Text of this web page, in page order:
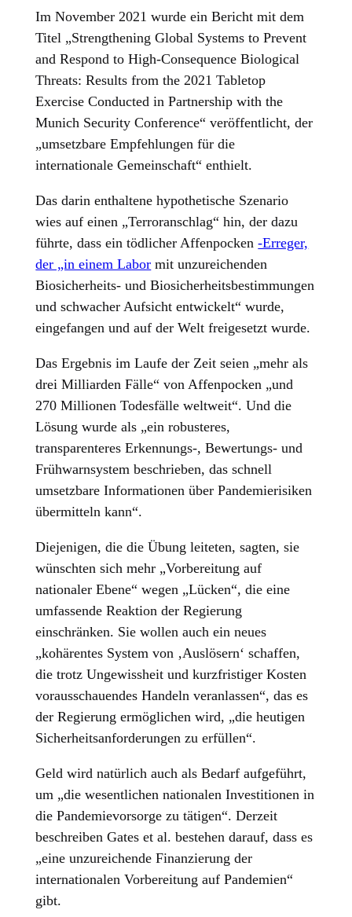
Im November 2021 wurde ein Bericht mit dem
Titel „Strengthening Global Systems to Prevent
and Respond to High-Consequence Biological
Threats: Results from the 2021 Tabletop
Exercise Conducted in Partnership with the
Munich Security Conference“ veröffentlicht, der
„umsetzbare Empfehlungen für die
internationale Gemeinschaft“ enthielt.
Das darin enthaltene hypothetische Szenario
wies auf einen „Terroranschlag“ hin, der dazu
führte, dass ein tödlicher Affenpocken-Erreger,
der „in einem Labor mit unzureichenden
Biosicherheits- und Biosicherheitsbestimmungen
und schwacher Aufsicht entwickelt“ wurde,
eingefangen und auf der Welt freigesetzt wurde.
Das Ergebnis im Laufe der Zeit seien „mehr als
drei Milliarden Fälle“ von Affenpocken „und
270 Millionen Todesfälle weltweit“. Und die
Lösung wurde als „ein robusteres,
transparenteres Erkennungs-, Bewertungs- und
Frühwarnsystem beschrieben, das schnell
umsetzbare Informationen über Pandemierisiken
übermitteln kann“.
Diejenigen, die die Übung leiteten, sagten, sie
wünschten sich mehr „Vorbereitung auf
nationaler Ebene“ wegen „Lücken“, die eine
umfassende Reaktion der Regierung
einschränken. Sie wollen auch ein neues
„kohärentes System von ‚Auslösern‘ schaffen,
die trotz Ungewissheit und kurzfristiger Kosten
vorausschauendes Handeln veranlassen“, das es
der Regierung ermöglichen wird, „die heutigen
Sicherheitsanforderungen zu erfüllen“.
Geld wird natürlich auch als Bedarf aufgeführt,
um „die wesentlichen nationalen Investitionen in
die Pandemievorsorge zu tätigen“. Derzeit
beschreiben Gates et al. bestehen darauf, dass es
„eine unzureichende Finanzierung der
internationalen Vorbereitung auf Pandemien“
gibt.